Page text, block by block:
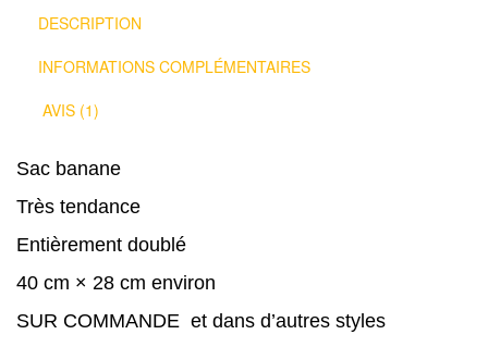
DESCRIPTION
INFORMATIONS COMPLÉMENTAIRES
AVIS (1)
Sac banane
Très tendance
Entièrement doublé
40 cm × 28 cm environ
SUR COMMANDE et dans d’autres styles